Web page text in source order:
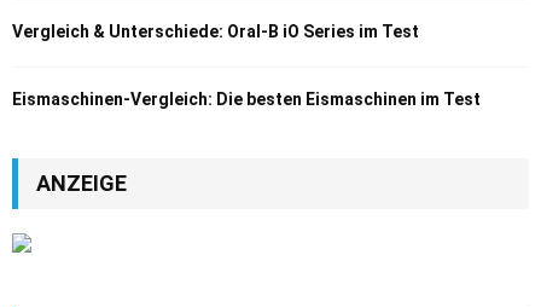
Vergleich & Unterschiede: Oral-B iO Series im Test
Eismaschinen-Vergleich: Die besten Eismaschinen im Test
ANZEIGE